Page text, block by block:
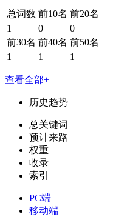
总词数 前10名 前20名
1
0
0
前30名 前40名 前50名
1
1 1
查看全部+
历史趋势
总关键词
预计来路
权重
收录
索引
PC端
移动端